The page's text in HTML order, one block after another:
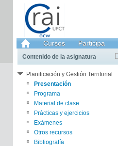
Cursos Participa
Contenido de la asignatura
Planificación y Gestión Territorial
Presentación
Programa
Material de clase
Prácticas y ejercicios
Exámenes
Otros recursos
Bibliografía